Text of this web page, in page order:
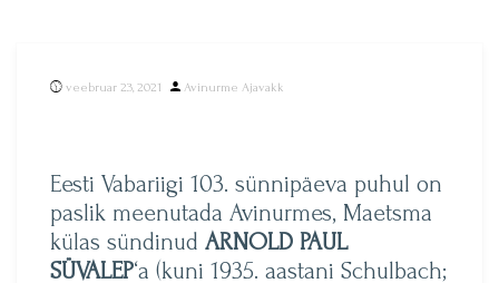
veebruar 23, 2021
Posted
Avinurme Ajavakk
Eesti Vabariigi 103. sünnipäeva puhul on
paslik meenutada Avinurmes, Maetsma
külas sündinud ARNOLD PAUL
SÜVALEP‘a (kuni 1935. aastani Schulbach;